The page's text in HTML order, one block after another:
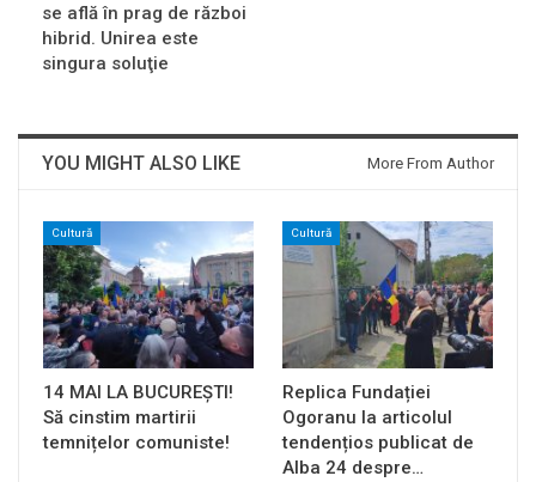
se află în prag de război
hibrid. Unirea este
singura soluţie
YOU MIGHT ALSO LIKE More From Author
Cultură
14 MAI LA BUCUREȘTI!
Să cinstim martirii
temnițelor comuniste!
Cultură
Replica Fundației
Ogoranu la articolul
tendențios publicat de
Alba 24 despre…